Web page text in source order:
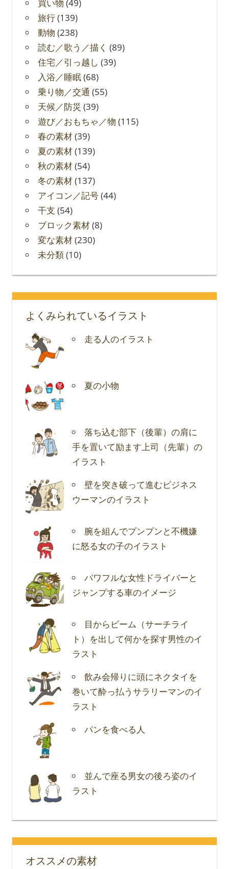
買い物 (49)
旅行(139)
動物 (238)
読む／歌う／描く (89)
住宅／引っ越し (39)
入浴／睡眠(68)
乗り物／交通 (55)
天候／防災 (39)
遊び／おもちゃ／物 (115)
春の素材(39)
夏の素材(139)
秋の素材(54)
冬の素材(137)
アイコン／記号(44)
干支 (54)
ブロック素材(8)
変な素材(230)
未分類(10)
よくみられているイラスト
走る人のイラスト
夏の小物
落ち込む部下（後輩）の肩に
手を置いて励ます上司（先輩）の
イラスト
壁を突き破って進むビジネス
ウーマンのイラスト
腕を組んでプンプンと不機嫌
に怒る女の子のイラスト
パワフルな女性ドライバーと
ジャンプする車のイメージ
目からビーム（サーチライ
ト）を出して何かを探す男性のイ
ラスト
飲み会帰りに頭にネクタイを
巻いて酔っ払うサラリーマンのイ
ラスト
パンを食べる人
並んで座る男女の後ろ姿のイ
ラスト
オススメの素材